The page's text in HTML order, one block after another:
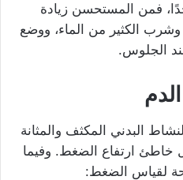
فمن المستحسن زيادة
وشرب الكثير من الماء، ووضع
الجلوس.
البدني المكثف والمثانة
خاطئ ارتفاع الضغط. وفيما
لقياس الضغط: